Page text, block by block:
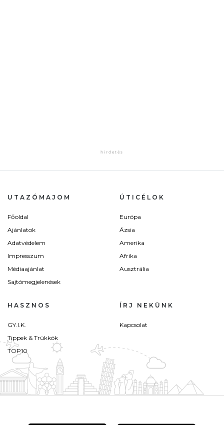
UTAZÓMAJOM
Főoldal
Ajánlatok
Adatvédelem
Impresszum
Médiaajánlat
Sajtómegjelenések
ÚTICÉLOK
Európa
Ázsia
Amerika
Afrika
Ausztrália
HASZNOS
GY.I.K.
Tippek & Trükkök
TOP10
ÍRJ NEKÜNK
Kapcsolat